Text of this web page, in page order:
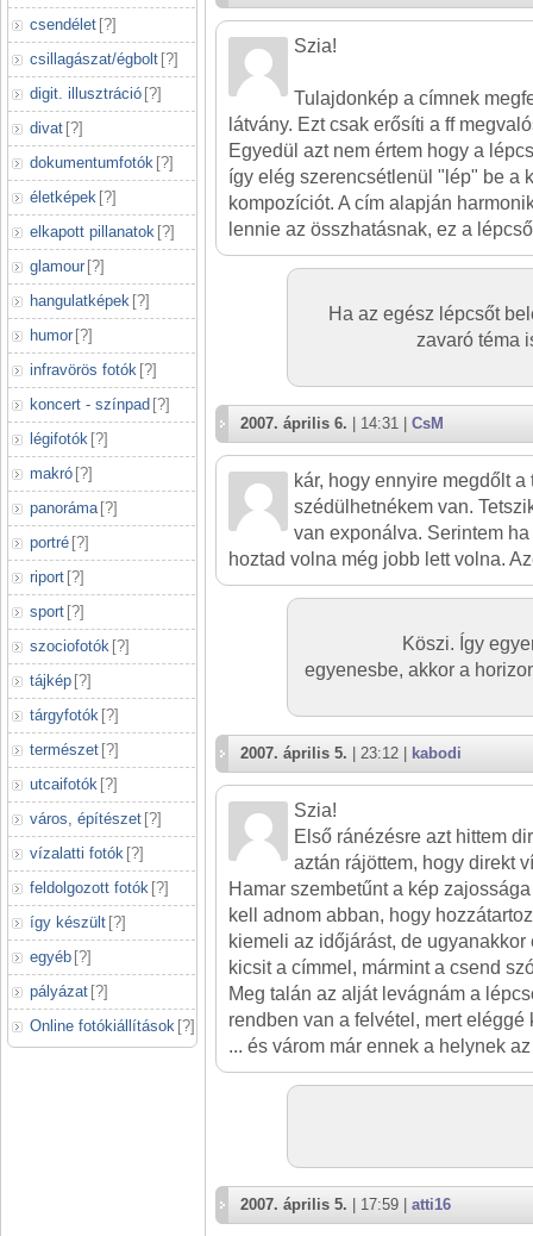
csendélet [?]
csillagászat/égbolt [?]
digit. illusztráció [?]
divat [?]
dokumentumfotók [?]
életképek [?]
elkapott pillanatok [?]
glamour [?]
hangulatképek [?]
humor [?]
infravörös fotók [?]
koncert - színpad [?]
légifotók [?]
makró [?]
panoráma [?]
portré [?]
riport [?]
sport [?]
szociofotók [?]
tájkép [?]
tárgyfotók [?]
természet [?]
utcaifotók [?]
város, építészet [?]
vízalatti fotók [?]
feldolgozott fotók [?]
így készült [?]
egyéb [?]
pályázat [?]
Online fotókiállítások [?]
Szia!
Tulajdonkép a címnek
látvány. Ezt csak erősíti a ff
Egyedül azt nem értem hogy a
így elég szerencsétlenül "lép" be a
kompozíciót. A cím alapján
lennie az összhatásnak, ez a
Ha az egész lépcsőt
zavaró téma
2007. április 6. | 14:31 | CsM
kár, hogy ennyire megdőlt
szédülhetnékem van.
van exponálva. Serintem
hoztad volna még jobb lett volna.
Köszi. Így
egyenesbe, akkor a
2007. április 5. | 23:12 | kabodi
Szia!
Első ránézésre azt hittem
aztán rájöttem, hogy direkt
Hamar szembetűnt a kép
kell adnom abban, hogy
kiemeli az időjárást, de
kicsit a címmel, mármint a csend
Meg talán az alját levágnám a
rendben van a felvétel, mert eléggé
... és várom már ennek a helynek
2007. április 5. | 17:59 | atti16